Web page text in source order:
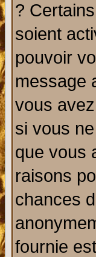
?
soient
pouvoir
message
vous
si vous
que vous
raisons
chances
fournie